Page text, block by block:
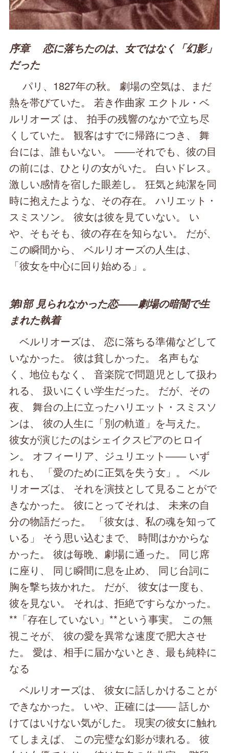
序章 恋に落ちたのは、女ではなく「幻影」
だった
パリ、1827年の秋。 劇場の空気は、まだ
熱を帯びていた。 若き作曲家 エクトル・ベ
ルリオーズ は、 拍手の残響のなかで立ち尽
くしていた。 観客はすでに帰路につき、 舞
台には、誰もいない。 ――それでも、彼の目
の前には、ひとりの女がいた。 白いドレス。
激しい感情を宿した眼差し。 狂気と純潔を同
時に抱えたような、その存在。 ハリエット・
スミスソン。 彼女は彼を見ていない。 い
や、そもそも、彼の存在を知らない。 だが、
この瞬間から、 ベルリオーズの人生は、
「彼女を中心に回り始める」。
第Ⅰ部 見られなかった恋――劇場の暗闇で生
まれた執着
ベルリオーズは、 恋に落ちる準備などして
いなかった。 彼は貧しかった。 名声もな
く、地位もなく、 音楽院で問題児として扱わ
れる、 扱いにくい学生だった。 だが、その
夜、 舞台の上に立ったハリエット・スミスソ
ンは、 彼の人生に「別の軌道」を与えた。
彼女が演じたのはシェイクスピアのヒロイ
ン。 オフィーリア、ジュリエット―― いず
れも、 「愛のために正気を失う女」。 ベル
リオーズは、 それを演技として見ることがで
きなかった。 彼にとってそれは、 未来の自
分の物語だった。 「彼女は、私の魂を知って
いる」 そう思い込むまで、 時間はかからな
かった。 彼は毎晩、劇場に通った。 同じ席
に座り、 同じ瞬間に息を止め、 同じ台詞に
胸を撃ち抜かれた。 だが、 彼女は一度も、
彼を見ない。 それは、拒絶ですらなかった。
**「存在していない」**という事実。 この無
視こそが、 彼の愛を異常な速度で肥大させ
た。 愛は、相手に届かないとき、最も純粋に
なる
ベルリオーズは、 彼女に話しかけることが
できなかった。 いや、正確には―― 話しか
けてはいけない気がした。 現実の彼女に触れ
てしまえば、 この完璧な幻影が壊れる。 彼